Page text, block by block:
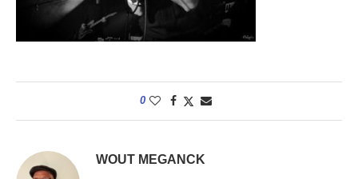
0
WOUT MEGANCK